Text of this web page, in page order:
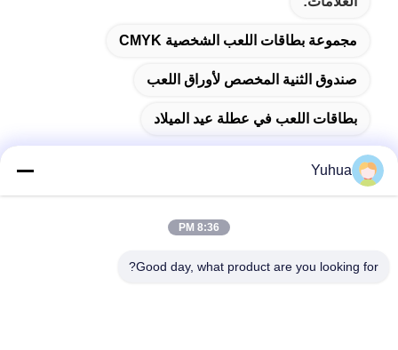
مجموعة بطاقات اللعب الشخصية CMYK
صندوق الثنية المخصص لأوراق اللعب
بطاقات اللعب في عطلة عيد الميلاد
العنوان
Yuhua
8:36 PM
Good day, what product are you looking for?